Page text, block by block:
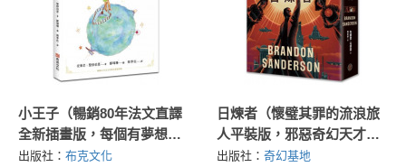
小王子（暢銷80年法文直譯
全新插畫版，每個有夢想的
人，都有一本小王子，讀了
出版社： 布克文化
日煉者（懷璧其罪的流浪旅
人平裝版，邪惡奇幻天才大
神超凡驚豔震撼全球祕密計
出版社： 奇幻基地